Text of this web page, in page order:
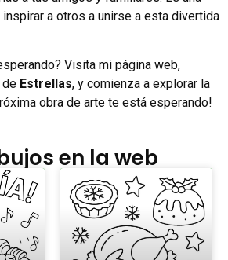
a otros a unirse a esta divertida
Visita mi página web,
de Estrellas, y comienza a explorar la
obra de arte te está esperando!
en la web